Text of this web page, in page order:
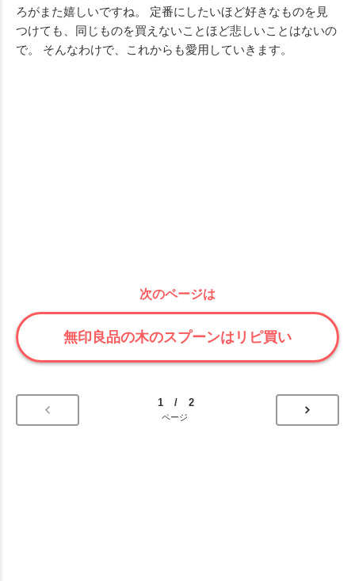
ろがまた嬉しいですね。 定番にしたいほど好きなものを見
つけても、同じものを買えないことほど悲しいことはないの
で。 そんなわけで、これからも愛用していきます。
次のページは
無印良品の木のスプーンはリピ買い
1 / 2
ページ